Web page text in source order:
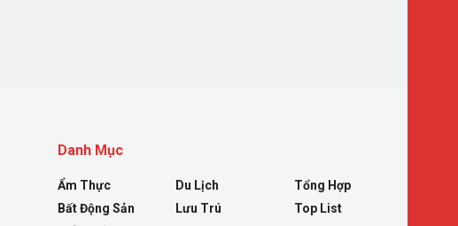
Danh Mục
Ẩm Thực
Bất Động Sản
Du Lịch
Lưu Trú
Tổng Hợp
Top List